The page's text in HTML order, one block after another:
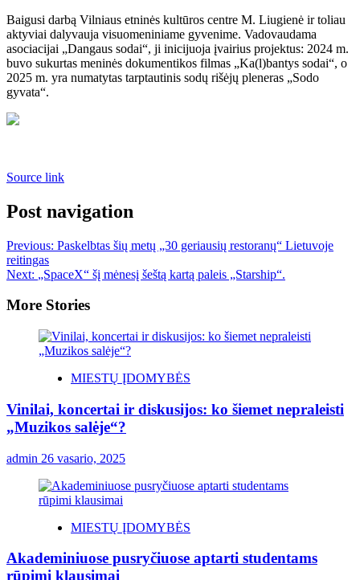
Baigusi darbą Vilniaus etninės kultūros centre M. Liugienė ir toliau
aktyviai dalyvauja visuomeniniame gyvenime. Vadovaudama
asociacijai „Dangaus sodai“, ji inicijuoja įvairius projektus: 2024 m.
buvo sukurtas meninės dokumentikos filmas „Ka(l)bantys sodai“, o
2025 m. yra numatytas tarptautinis sodų rišėjų pleneras „Sodo
gyvata“.
Source link
Post navigation
Previous: Paskelbtas šių metų „30 geriausių restoranų“ Lietuvoje
reitingas
Next: „SpaceX“ šį mėnesį šeštą kartą paleis „Starship“.
More Stories
MIESTŲ ĮDOMYBĖS
Vinilai, koncertai ir diskusijos: ko šiemet nepraleisti
„Muzikos salėje“?
admin 26 vasario, 2025
MIESTŲ ĮDOMYBĖS
Akademiniuose pusryčiuose aptarti studentams
rūpimi klausimai